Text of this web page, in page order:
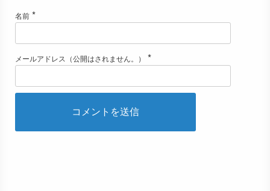
名前 *
メールアドレス（公開はされません。） *